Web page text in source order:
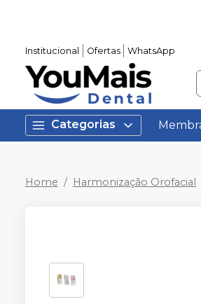
Institucional Ofertas WhatsApp
Categorias
Home Harmonização Orofacial